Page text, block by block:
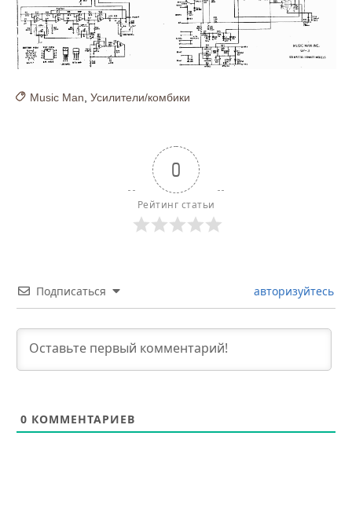
Music Man, Усилители/комбики
0
Рейтинг статьи
Подписаться авторизуйтесь
0 КОММЕНТАРИЕВ